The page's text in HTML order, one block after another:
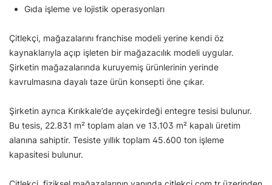
Gıda işleme ve lojistik operasyonları
Çitlekçi, mağazalarını franchise modeli yerine kendi öz
kaynaklarıyla açıp işleten bir mağazacılık modeli uygular.
Şirketin mağazalarında kuruyemiş ürünlerinin yerinde
kavrulmasına dayalı taze ürün konsepti öne çıkar.
Şirketin ayrıca Kırıkkale’de ayçekirdeği entegre tesisi bulunur.
Bu tesis, 22.831 m² toplam alan ve 13.103 m² kapalı üretim
alanına sahiptir. Tesiste yıllık toplam 45.600 ton işleme
kapasitesi bulunur.